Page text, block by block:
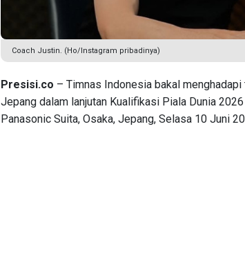
Coach Justin. (Ho/Instagram pribadinya)
Presisi.co – Timnas Indonesia bakal
Jepang dalam lanjutan Kualifikasi Piala Dunia
Panasonic Suita, Osaka, Jepang, Selasa 10 Juni